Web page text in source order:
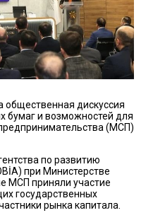
общественная дискуссия
бумаг и возможностей для
(МСП)
по развитию
при Министерстве
МСП приняли участие
государственных
рынка капитала.